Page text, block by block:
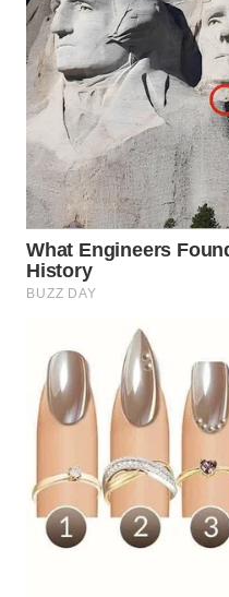
TV
WAHANANEWS
ID
WAHANANEWS
CO ID
WAHANANEWS
NET
WAHANA
UMKM
WAHANA
WAHANA